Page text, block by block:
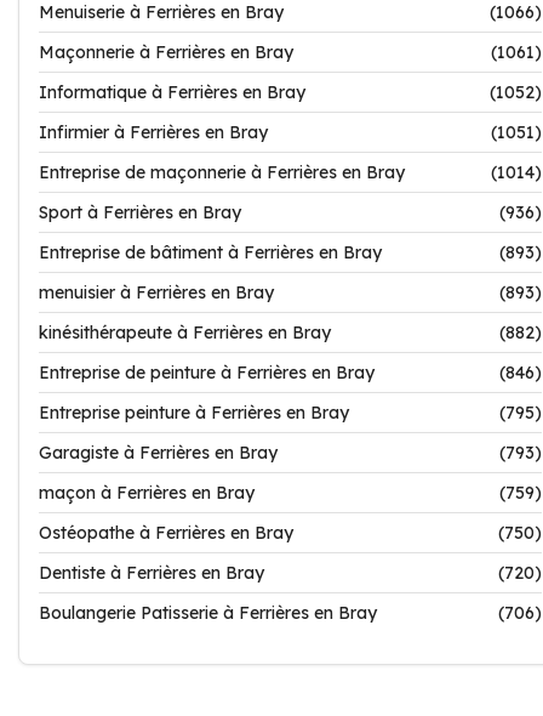
Menuiserie à Ferrières en Bray
(1066)
Maçonnerie à Ferrières en Bray
(1061)
Informatique à Ferrières en Bray
(1052)
Infirmier à Ferrières en Bray
(1051)
Entreprise de maçonnerie à Ferrières en Bray
(1014)
Sport à Ferrières en Bray
(936)
Entreprise de bâtiment à Ferrières en Bray
(893)
menuisier à Ferrières en Bray
(893)
kinésithérapeute à Ferrières en Bray
(882)
Entreprise de peinture à Ferrières en Bray
(846)
Entreprise peinture à Ferrières en Bray
(795)
Garagiste à Ferrières en Bray
(793)
maçon à Ferrières en Bray
(759)
Ostéopathe à Ferrières en Bray
(750)
Dentiste à Ferrières en Bray
(720)
Boulangerie Patisserie à Ferrières en Bray
(706)